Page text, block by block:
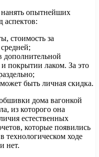
опытнейших
аспектов:
стоимость за
дополнительной
покрытии лаком. За это
быть личная скидка.
дома вагонкой
из которого она
естественных
которые появились
технологическом ходе
нет.